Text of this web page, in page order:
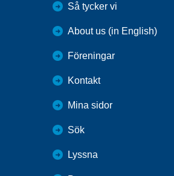
Så tycker vi
About us (in English)
Föreningar
Kontakt
Mina sidor
Sök
Lyssna